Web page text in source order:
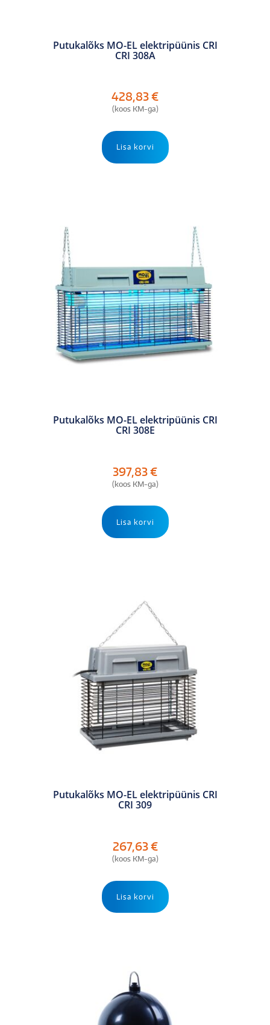
Putukalõks MO-EL elektripüünis CRI
CRI 308A
428,83€
(koos KM-ga)
Lisa korvi
Putukalõks MO-EL elektripüünis CRI
CRI 308E
397,83€
(koos KM-ga)
Lisa korvi
Putukalõks MO-EL elektripüünis CRI
CRI 309
267,63€
(koos KM-ga)
Lisa korvi